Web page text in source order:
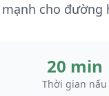
cho
20 min
Thời gian nấu